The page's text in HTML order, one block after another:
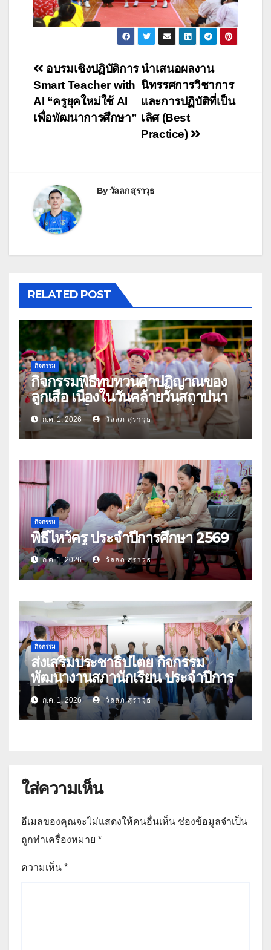
นำเสนอผลงาน
นิทรรศการวิชาการ
และการปฏิบัติที่เป็น
เลิศ (Best
Practice)
อบรมเชิงปฏิบัติการ
Smart Teacher with
AI “ครูยุคใหม่ใช้ AI
เพื่อพัฒนาการศึกษา”
Byวัลลภ สุราวุธ
RELATED POST
กิจกรรม
กิจกรรมพิธีทบทวนคำปฏิญาณของ
ลูกเสือ เนื่องในวันคล้ายวันสถาปนา
คณะลูกเสือแห่งชาติ ประจำปี 2569
ก.ค. 1, 2026 วัลลภ สุราวุธ
กิจกรรม
พิธีไหว้ครู ประจำปีการศึกษา 2569
ก.ค. 1, 2026 วัลลภ สุราวุธ
กิจกรรม
ส่งเสริมประชาธิปไตย กิจกรรม
พัฒนางานสภานักเรียน ประจำปีการ
ศึกษา 2569
ก.ค. 1, 2026 วัลลภ สุราวุธ
ใส่ความเห็น
อีเมลของคุณจะไม่แสดงให้คนอื่นเห็น ช่องข้อมูลจำเป็น
ถูกทำเครื่องหมาย *
ความเห็น *